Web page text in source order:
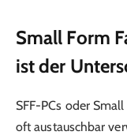
Small Form
ist der
SFF-PCs oder
oft austauschbar